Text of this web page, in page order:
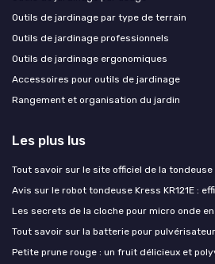
Outils de jardinage par type de terrain
Outils de jardinage professionnels
Outils de jardinage ergonomiques
Accessoires pour outils de jardinage
Rangement et organisation du jardin
Les plus lus
Tout savoir sur le site officiel de la tondeuse
Avis sur le robot tondeuse Kress KR121E :
Les secrets de la cloche pour micro onde
Tout savoir sur la batterie pour
Petite prune rouge : un fruit délicieux et